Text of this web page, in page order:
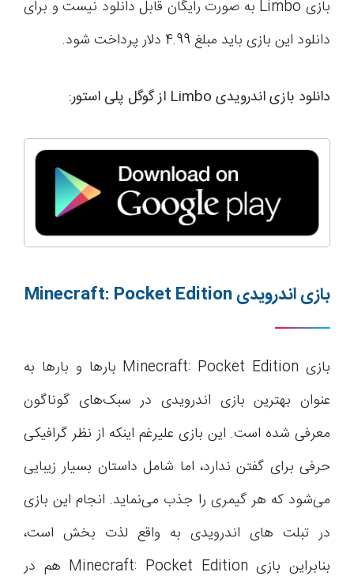
بازی Limbo به صورت رایگان قابل دانلود نیست و برای
دانلود این بازی باید مبلغ 4.99 دلار پرداخت شود.
دانلود بازی اندرویدی Limbo از گوگل پلی استور:
بازی اندرویدیMinecraft: Pocket Edition
بازی Minecraft: Pocket Edition بارها و بارها به
عنوان بهترین بازی اندرویدی در سبک‌های گوناگون
معرفی شده است. این بازی علیرغم اینکه از نظر گرافیکی
حرفی برای گفتن ندارد، اما شامل داستان بسیار زیبایی
می‌شود که هر گیمری را جذب می‌نماید. انجام این بازی
در تبلت های اندرویدی به واقع لذت بخش است،
بنابراین بازی Minecraft: Pocket Edition هم در